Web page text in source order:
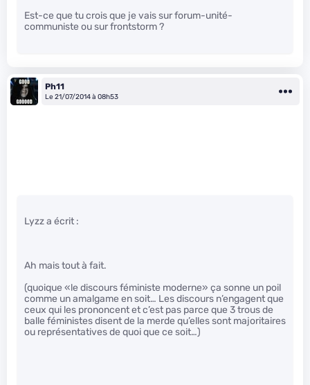
Est-ce que tu crois que je vais sur forum-unité-
communiste ou sur frontstorm ?
Ph11
Le 21/07/2014 à 08h53
Lyzz a écrit :
Ah mais tout à fait.
(quoique «le discours féministe moderne» ça sonne un poil
comme un amalgame en soit… Les discours n’engagent que
ceux qui les prononcent et c’est pas parce que 3 trous de
balle féministes disent de la merde qu’elles sont majoritaires
ou représentatives de quoi que ce soit…)